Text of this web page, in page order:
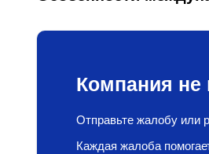
Компания не
Отправьте жалобу или
Каждая жалоба